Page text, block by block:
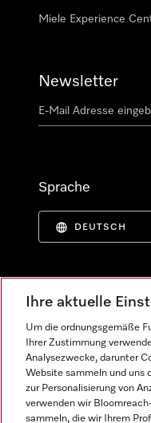
Miele Experience
Newsletter
Sprache
DEUTSCH
Impressum AGB
Ihre aktuelle
Um die ordnungsgemäße
Ihrer Zustimmung
Analysezwecke, darunter
Website sammeln und uns
zur Personalisierung von
verwenden wir
sammeln, die wir Ihrem